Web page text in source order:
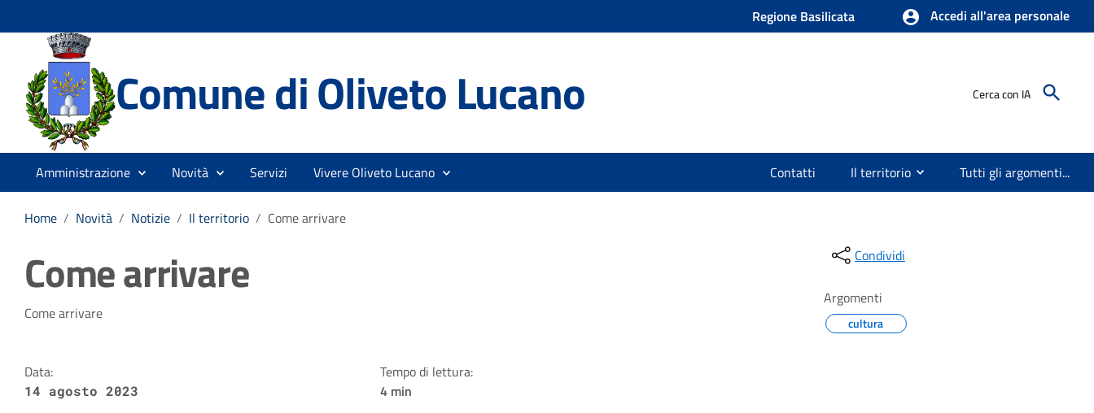
Regione Basilicata Accedi all'area personale
Comune di Oliveto Lucano Cerca con IA
Amministrazione Novità Servizi Vivere Oliveto Lucano Contatti Il territorio Tutti gli argomenti...
Home / Novità / Notizie / Il territorio / Come arrivare
Come arrivare
Dettagli della notizia
Come arrivare
Data:
14 agosto 2023
Tempo di lettura:
4 min
Condividi
Argomenti
cultura